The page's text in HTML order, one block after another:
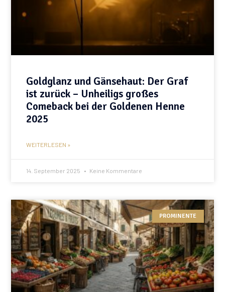
Goldglanz und Gänsehaut: Der Graf
ist zurück – Unheiligs großes
Comeback bei der Goldenen Henne
2025
WEITERLESEN »
14. September 2025 Keine Kommentare
PROMINENTE